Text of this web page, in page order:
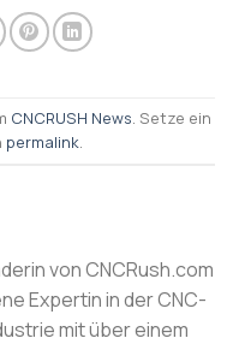
CNCRUSH News. Setze ein
permalink.
von CNCRush.com
Expertin in der CNC-
mit über einem